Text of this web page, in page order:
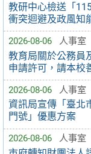
教研中心檢送「
衝突迴避及政風知
2026-08-06 人事室
教育局關於公務員
申請許可，請本校
2026-08-06 人事室
資訊局宣傳「臺北
門號」優惠方案
2026-08-06 人事室